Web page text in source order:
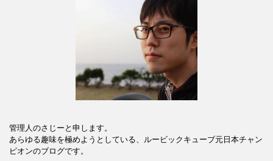
管理人のさじーと申します。
あらゆる趣味を極めようとしている、ルービックキューブ元日本チャン
ピオンのブログです。